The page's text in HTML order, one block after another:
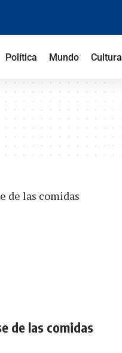
Política Mundo Cultura
de las comidas